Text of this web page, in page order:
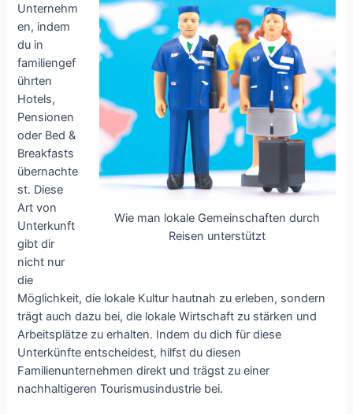
Wie man lokale Gemeinschaften durch
Reisen unterstützt
Unternehm
en, indem
du in
familiengef
ührten
Hotels,
Pensionen
oder Bed &
Breakfasts
übernachte
st. Diese
Art von
Unterkunft
gibt dir
nicht nur
die
Möglichkeit, die lokale Kultur hautnah zu erleben, sondern
trägt auch dazu bei, die lokale Wirtschaft zu stärken und
Arbeitsplätze zu erhalten. Indem du dich für diese
Unterkünfte entscheidest, hilfst du diesen
Familienunternehmen direkt und trägst zu einer
nachhaltigeren Tourismusindustrie bei.